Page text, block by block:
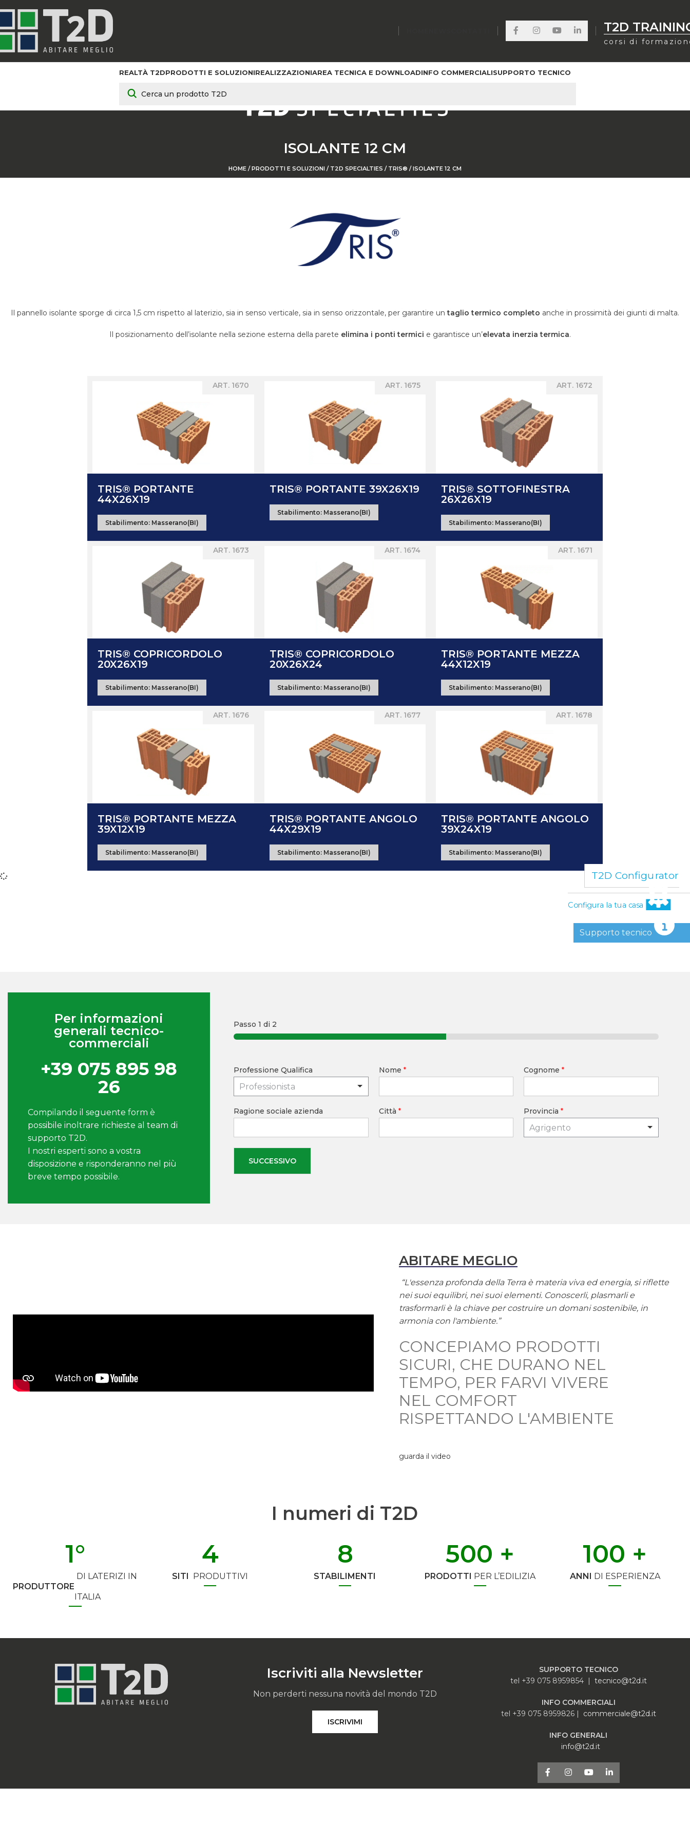
T2D
corsi di
REALTÀ T2DPRODOTTI E SOLUZIONIREALIZZAZIONIAREA TECNICA E DOWNLOADINFO COMMERCIALISUPPORTO TECNICO
ISOLANTE 12 CM
HOME/PRODOTTI E SOLUZIONI / T2D SPECIALTIES / TRIS® / ISOLANTE 12 CM
Il pannello isolante sporge di circa 1,5 cm rispetto al laterizio, sia in senso verticale, sia in senso orizzontale, per garantire untaglio termico completo anche in prossimità dei giunti di malta.
Il posizionamento dell’isolante nella sezione esterna della parete elimina i ponti termici e garantisce un’elevata inerzia termica.
ART. 1670
TRIS® PORTANTE
44X26X19
Stabilimento: Masserano(BI)
ART. 1675
TRIS® PORTANTE 39X26X19
Stabilimento: Masserano(BI)
ART. 1672
TRIS® SOTTOFINESTRA
26X26X19
Stabilimento: Masserano(BI)
ART. 1673
TRIS® COPRICORDOLO
20X26X19
Stabilimento: Masserano(BI)
ART. 1674
TRIS® COPRICORDOLO
20X26X24
Stabilimento: Masserano(BI)
ART. 1671
TRIS® PORTANTE MEZZA
44X12X19
Stabilimento: Masserano(BI)
ART. 1676
TRIS® PORTANTE MEZZA
39X12X19
Stabilimento: Masserano(BI)
ART. 1677
TRIS® PORTANTE ANGOLO
44X29X19
Stabilimento: Masserano(BI)
ART. 1678
TRIS® PORTANTE ANGOLO
39X24X19
Stabilimento: Masserano(BI)
Per informazioni
generali tecnico-
commerciali
+39 075 895 98
26
Compilando il seguente form è
possibile inoltrare richieste al team di
supporto T2D.
I nostri esperti sono a vostra
disposizione e risponderanno nel più
breve tempo possibile.
Passo1 di 2
Professione Qualifica
Professionista
Nome * Cognome*
Ragione sociale azienda Città * Provincia*
Agrigento
SUCCESSIVO
ABITARE MEGLIO
“L'essenza profonda della Terra è materia viva ed energia, si riflette
nei suoi equilibri, nei suoi elementi. Conoscerli, plasmarli e
trasformarli è la chiave per costruire un domani sostenibile, in
armonia con l'ambiente.”
CONCEPIAMO PRODOTTI
SICURI, CHE DURANO NEL
TEMPO, PER FARVI VIVERE
NEL COMFORT
RISPETTANDO L'AMBIENTE
guarda il video
I numeri di T2D
PRODUTTORE
DI LATERIZI IN
ITALIA
1°
SITI PRODUTTIVI
4
STABILIMENTI
8
PRODOTTI PER L’EDILIZIA
500 +
ANNI DI ESPERIENZA
100 +
Iscriviti alla Newsletter
Non perderti nessuna novità del mondo T2D
ISCRIVIMI
SUPPORTO TECNICO
tel +39 075 8959854 | tecnico@t2d.it
INFO COMMERCIALI
tel +39 075 8959826 | commerciale@t2d.it
INFO GENERALI
info@t2d.it
Supporto tecnico
T2D Configurator
Configura la tua casa